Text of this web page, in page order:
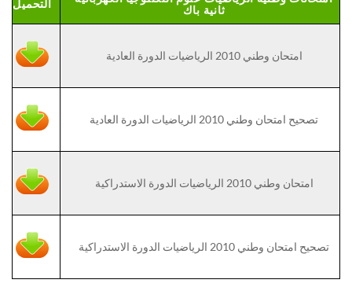
ثانية باك
التحميل
امتحان وطني 2010 الرياضيات الدورة العادية
تصحيح امتحان وطني 2010 الرياضيات الدورة العادية
امتحان وطني 2010 الرياضيات الدورة الاستدراكية
تصحيح امتحان وطني 2010 الرياضيات الدورة الاستدراكية